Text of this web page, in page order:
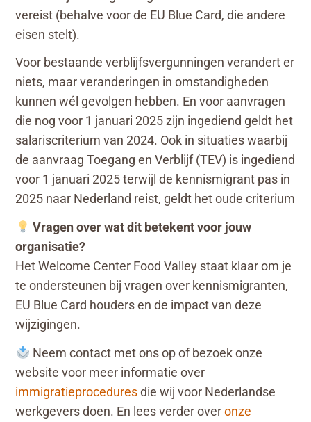
vereist (behalve voor de EU Blue Card, die andere
eisen stelt).
Voor bestaande verblijfsvergunningen verandert er
niets, maar veranderingen in omstandigheden
kunnen wél gevolgen hebben. En voor aanvragen
die nog voor 1 januari 2025 zijn ingediend geldt het
salariscriterium van 2024. Ook in situaties waarbij
de aanvraag Toegang en Verblijf (TEV) is ingediend
voor 1 januari 2025 terwijl de kennismigrant pas in
2025 naar Nederland reist, geldt het oude criterium
Vragen over wat dit betekent voor jouw
organisatie?
Het Welcome Center Food Valley staat klaar om je
te ondersteunen bij vragen over kennismigranten,
EU Blue Card houders en de impact van deze
wijzigingen.
Neem contact met ons op of bezoek onze
website voor meer informatie over
immigratieproceduresdie wij voor Nederlandse
werkgevers doen. En lees verder overonze